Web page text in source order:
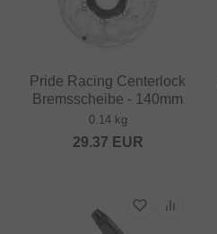
Pride Racing Centerlock
Bremsscheibe - 140mm
0.14 kg
29.37 EUR